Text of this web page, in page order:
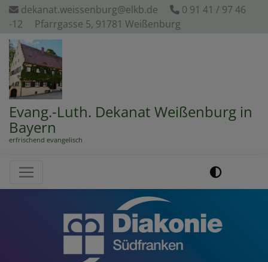
Direkt
zum
dekanat.weissenburg@elkb.de
0 91 41 / 97 46
-12
Pfarrgasse 5, 91781 Weißenburg
Evang.-Luth. Dekanat Weißenburg in
Bayern
erfrischend evangelisch
Hauptnavigation